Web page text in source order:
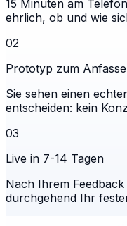
15 Minuten am
ehrlich, ob und wie
02
Prototyp zum
Sie sehen einen
entscheiden: kein
03
Live in 7-14 Tagen
Nach Ihrem
durchgehend Ihr